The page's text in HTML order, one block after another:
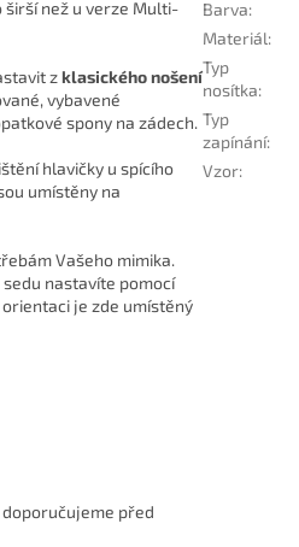
širší než u verze Multi-
zklasického nošení
vybavené
spony na zádech.
hlavičky u spícího
umístěny na
Vašeho mimika.
nastavíte pomocí
je zde umístěný
před
Barva:
Materiál:
Typ
nosítka:
Typ
zapínání:
Vzor: